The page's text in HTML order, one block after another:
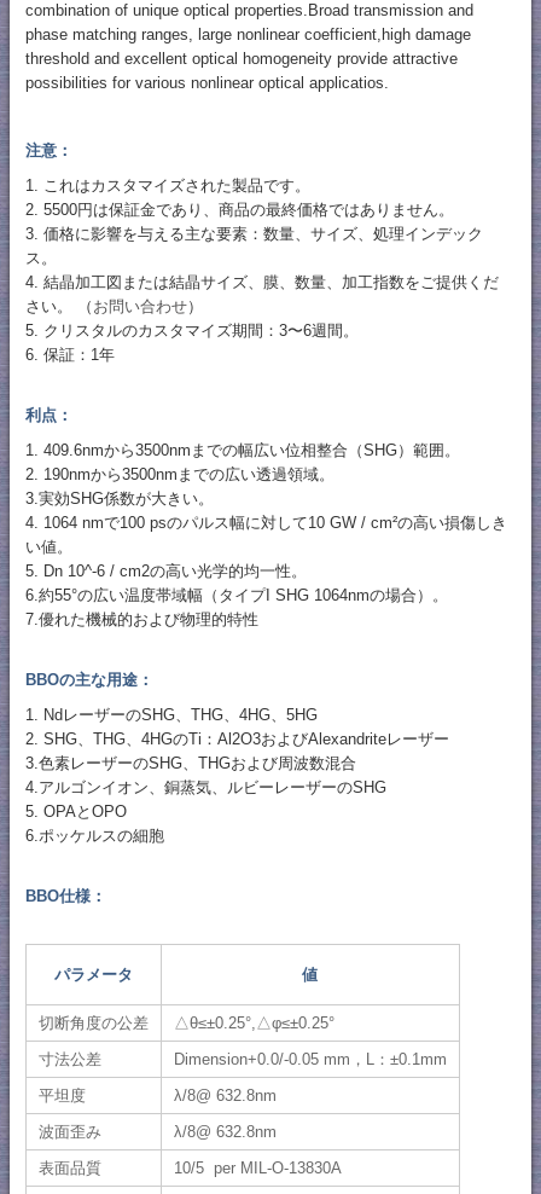
combination of unique optical properties.Broad transmission and
phase matching ranges, large nonlinear coefficient,high damage
threshold and excellent optical homogeneity provide attractive
possibilities for various nonlinear optical applicatios.
注意：
1. これはカスタマイズされた製品です。
2. 5500円は保証金であり、商品の最終価格ではありません。
3. 価格に影響を与える主な要素：数量、サイズ、処理インデック
ス。
4. 結晶加工図または結晶サイズ、膜、数量、加工指数をご提供くだ
さい。 （ お問い合わせ）
5. クリスタルのカスタマイズ期間：3〜6週間。
6. 保証：1年
利点：
1. 409.6nmから3500nmまでの幅広い位相整合（SHG）範囲。
2. 190nmから3500nmまでの広い透過領域。
3.実効SHG係数が大きい。
4. 1064 nmで100 psのパルス幅に対して10 GW / cm²の高い損傷しき
い値。
5. Dn 10^-6 / cm2の高い光学的均一性。
6.約55°の広い温度帯域幅（タイプI SHG 1064nmの場合）。
7.優れた機械的および物理的特性
BBOの主な用途：
1. NdレーザーのSHG、THG、4HG、5HG
2. SHG、THG、4HGのTi：Al2O3およびAlexandriteレーザー
3.色素レーザーのSHG、THGおよび周波数混合
4.アルゴンイオン、銅蒸気、ルビーレーザーのSHG
5. OPAとOPO
6.ポッケルスの細胞
BBO仕様：
パラメータ 値
切断角度の公差
△θ≤±0.25°,△φ≤±0.25°
寸法公差
Dimension+0.0/-0.05 mm，L：±0.1mm
平坦度
λ/8@ 632.8nm
波面歪み
λ/8@ 632.8nm
表面品質
10/5 per MIL-O-13830A